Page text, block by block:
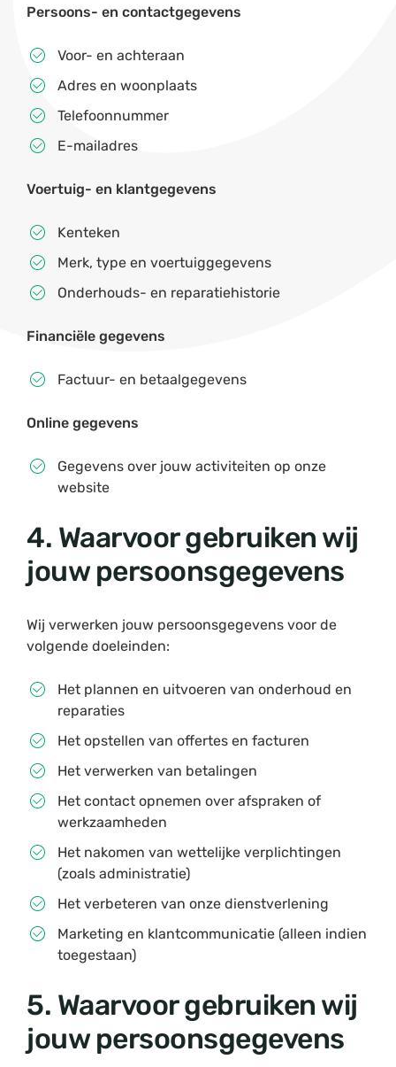
Persoons- en contactgegevens
Voor- en achteraan
Adres en woonplaats
Telefoonnummer
E-mailadres
Voertuig- en klantgegevens
Kenteken
Merk, type en voertuiggegevens
Onderhouds- en reparatiehistorie
Financiële gegevens
Factuur- en betaalgegevens
Online gegevens
Gegevens over jouw activiteiten op onze
website
4. Waarvoor gebruiken wij
jouw persoonsgegevens
Wij verwerken jouw persoonsgegevens voor de
volgende doeleinden:
Het plannen en uitvoeren van onderhoud en
reparaties
Het opstellen van offertes en facturen
Het verwerken van betalingen
Het contact opnemen over afspraken of
werkzaamheden
Het nakomen van wettelijke verplichtingen
(zoals administratie)
Het verbeteren van onze dienstverlening
Marketing en klantcommunicatie (alleen indien
toegestaan)
5. Waarvoor gebruiken wij
jouw persoonsgegevens